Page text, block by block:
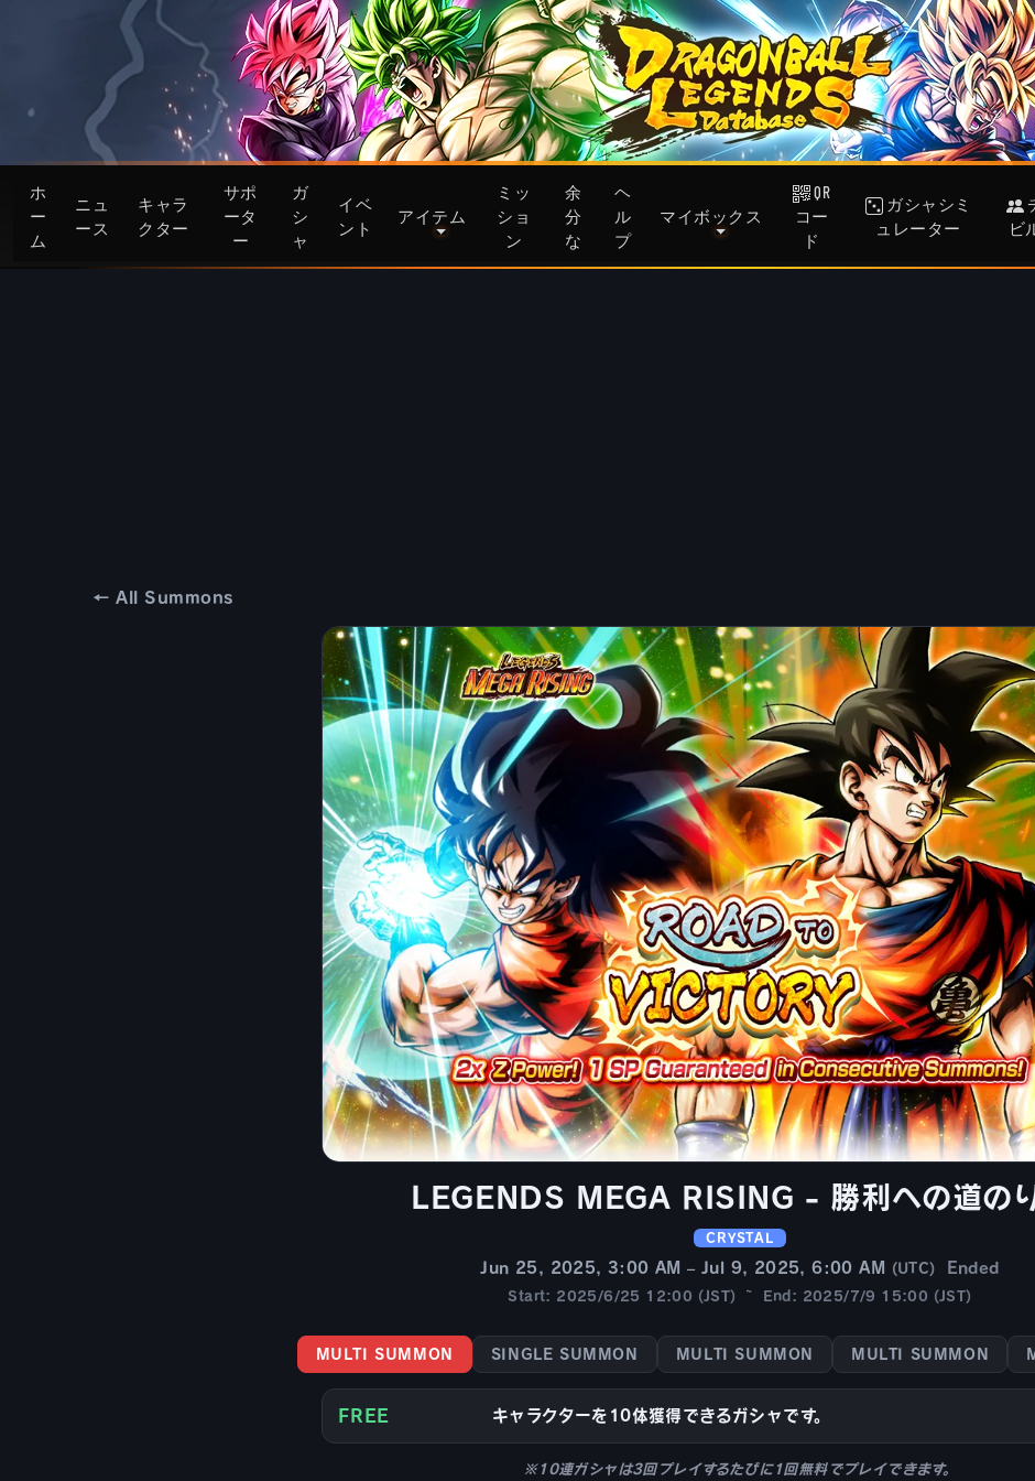
ホ
ー
ム
ニュ
ース
キャラ
クター
サポ
ータ
ー
ガ
シ
ャ
イベ
ント
アイテム
ミッ
ショ
ン
余
分
な
ヘ
ル
プ
マイボックス
QR
コー
ド
ガシャシミ
ュレーター
ビ
← All Summons
LEGENDS MEGA RISING - 勝利への道の
CRYSTAL
Jun 25, 2025, 3:00 AM – Jul 9, 2025, 6:00 AM (UTC) Ended
Start: 2025/6/25 12:00 (JST) ~ End: 2025/7/9 15:00 (JST)
MULTI SUMMON SINGLE SUMMON MULTI SUMMON MULTI SUMMON
FREE キャラクターを10体獲得できるガシャです。
※10連ガシャは3回プレイするたびに1回無料でプレイできます。